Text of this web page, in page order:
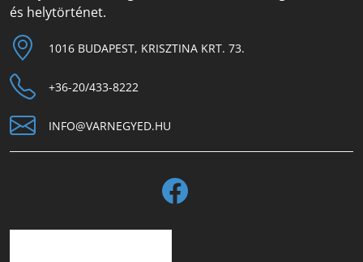
és helytörténet.
1016 BUDAPEST, KRISZTINA KRT. 73.
+36-20/433-8222
INFO@VARNEGYED.HU